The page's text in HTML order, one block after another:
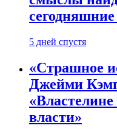
5 дней спустя
«Страшное
Джейми
власти»